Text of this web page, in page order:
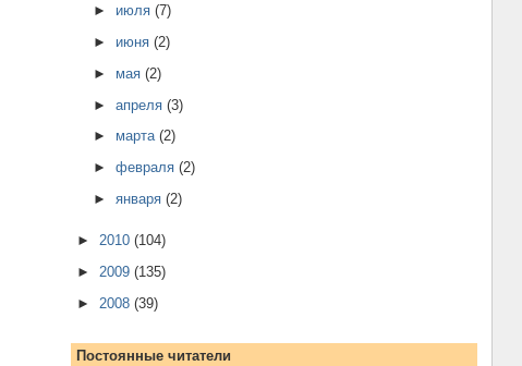
► июля(7)
► июня(2)
► мая(2)
►апреля(3)
► марта(2)
►февраля(2)
►января(2)
► 2010 (104)
► 2009 (135)
► 2008 (39)
Постоянные читатели